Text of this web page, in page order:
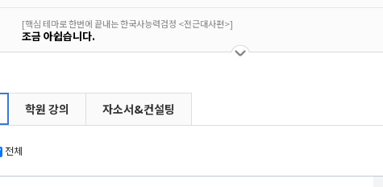
[핵심 테마로 한번에 끝내는 한국사능력검정 <전근대사편>]
조금 아쉽습니다.
[핵심 테마로 한번에 끝내는 한국사능력검정 <근현대사편>]
강의수 많지 않고 좋아요!
학원 강의 자소서&컨설팅
전체